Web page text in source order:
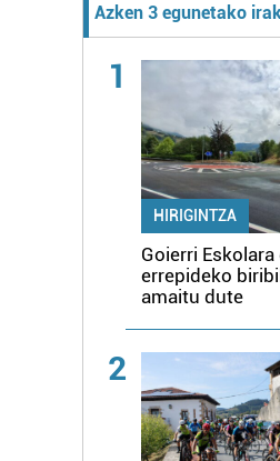
Azken 3 egunetako
1
HIRIGINTZA
Goierri Eskolara
errepideko
amaitu dute
2